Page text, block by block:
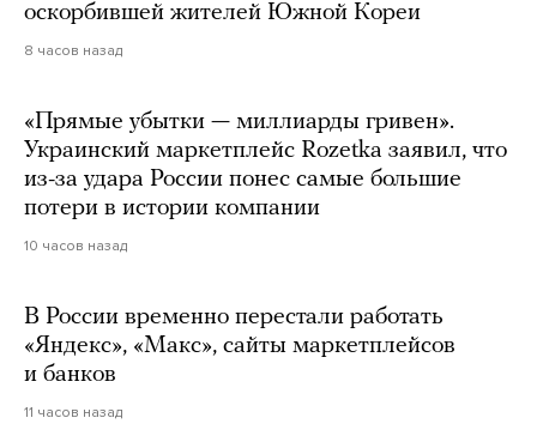
оскорбившей жителей Южной Кореи
8 часов назад
«Прямые убытки — миллиарды гривен».
Украинский маркетплейс Rozetka заявил, что
из-за удара России понес самые большие
потери в истории компании
10 часов назад
В России временно перестали работать
«Яндекс», «Макс», сайты маркетплейсов
и банков
11 часов назад